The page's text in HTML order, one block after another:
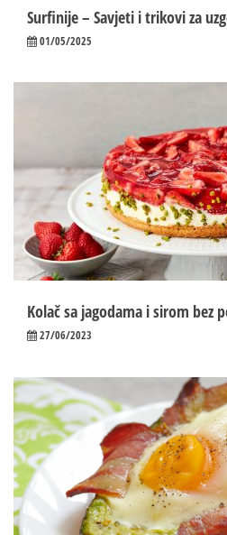
Surfinije – Savjeti i trikovi za
01/05/2025
Kolač sa jagodama i sirom bez
27/06/2023